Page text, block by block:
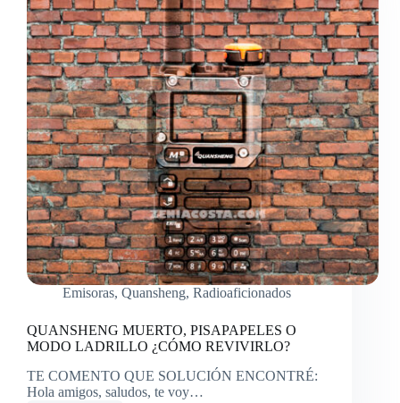
Emisoras, Quansheng, Radioaficionados
QUANSHENG MUERTO, PISAPAPELES O
MODO LADRILLO ¿CÓMO REVIVIRLO?
TE COMENTO QUE SOLUCIÓN ENCONTRÉ:
Hola amigos, saludos, te voy…